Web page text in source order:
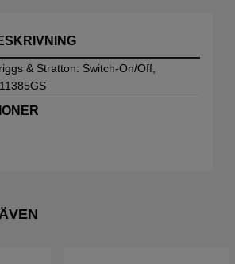
& Stratton: Switch-On/Off,